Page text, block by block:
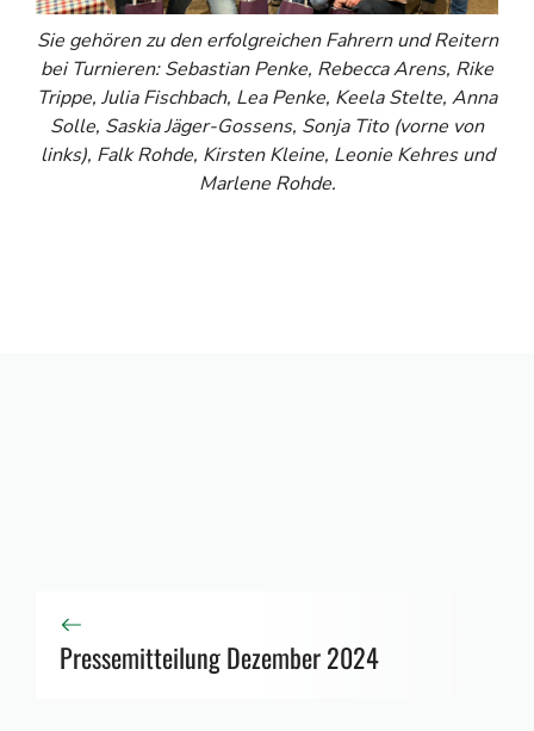
Sie gehören zu den erfolgreichen Fahrern und Reitern
bei Turnieren: Sebastian Penke, Rebecca Arens, Rike
Trippe, Julia Fischbach, Lea Penke, Keela Stelte, Anna
Solle, Saskia Jäger-Gossens, Sonja Tito (vorne von
links), Falk Rohde, Kirsten Kleine, Leonie Kehres und
Marlene Rohde.
Pressemitteilung Dezember 2024